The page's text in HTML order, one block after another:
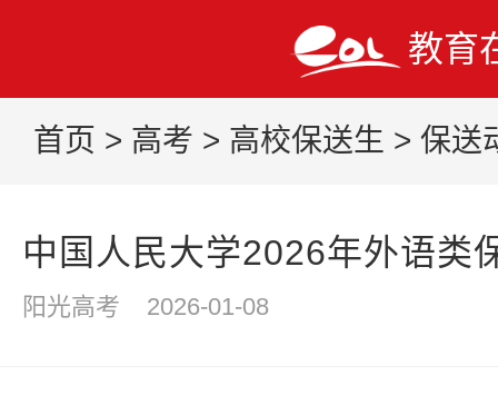
教育
首页 > 高考 > 高校保送生 > 保送
中国人民大学2026年外语类
阳光高考 2026-01-08